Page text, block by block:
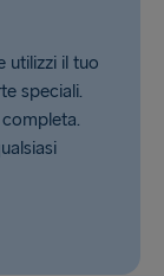
utilizzi il tuo
speciali.
completa.